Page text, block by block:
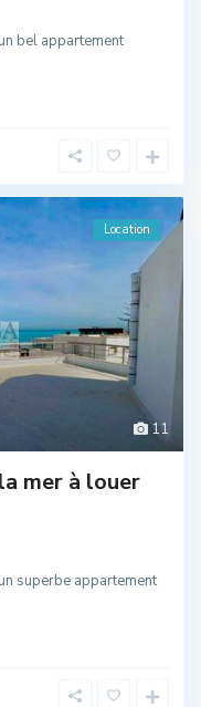
bel appartement
11
Location
mer à louer
superbe appartement